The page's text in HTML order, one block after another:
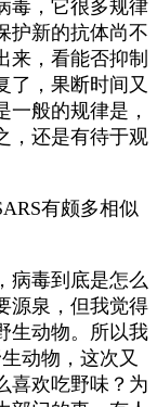
毒，它很多规律
护新的抗体尚不
来，看能否抑制
了，果断时间又
般的规律是，
，还是有待于观
有颇多相似
病毒到底是怎么
源泉，但我觉得
生动物。所以我
动物，这次又
喜欢吃野味？为